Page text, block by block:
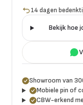
14 dagen
Bekijk hoe
Showroom van
Mobiele pin of
CBW-erkend